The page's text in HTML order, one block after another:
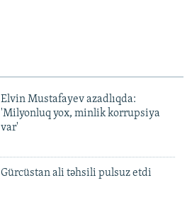
Elvin Mustafayev azadlıqda:
'Milyonluq yox, minlik korrupsiya
var'
Gürcüstan ali təhsili pulsuz etdi